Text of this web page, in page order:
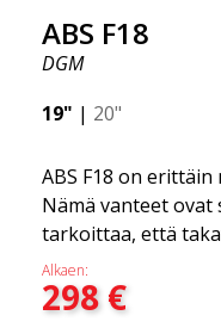
ABS F18
DGM
19" | 20"
ABS F18 on
Nämä vanteet ovat
tarkoittaa, että
kuin etuvanteet.
joka usein
saatavilla
Alkaen:
298€